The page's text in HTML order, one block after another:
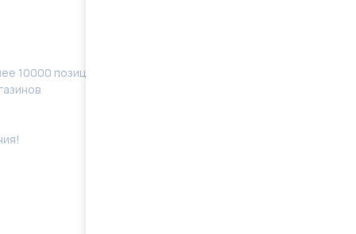
10000 позиций, наименований) в наличии